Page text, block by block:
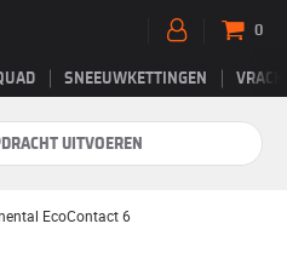
SNEEUWKETTINGEN
0
UITVOEREN
EcoContact 6